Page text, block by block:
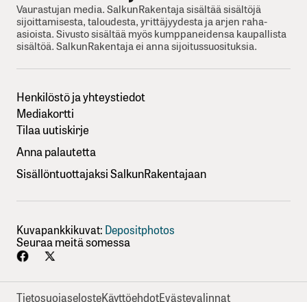
Vaurastujan media. SalkunRakentaja sisältää sisältöjä
sijoittamisesta, taloudesta, yrittäjyydesta ja arjen raha-
asioista. Sivusto sisältää myös kumppaneidensa kaupallista
sisältöä. SalkunRakentaja ei anna sijoitussuosituksia.
Henkilöstö ja yhteystiedot
Mediakortti
Tilaa uutiskirje
Anna palautetta
Sisällöntuottajaksi SalkunRakentajaan
Kuvapankkikuvat: Depositphotos
Seuraa meitä somessa
TietosuojaselosteKäyttöehdotEvästevalinnat